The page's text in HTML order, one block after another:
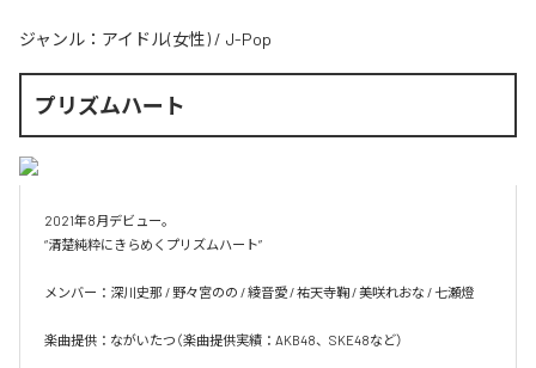
ジャンル： アイドル(女性) / J-Pop
プリズムハート
2021年8月デビュー。
“清楚純粋にきらめくプリズムハート”
メンバー：深川史那 / 野々宮のの / 綾音愛 / 祐天寺鞠 / 美咲れおな / 七瀬燈
楽曲提供：ながいたつ（楽曲提供実績：AKB48、SKE48など）